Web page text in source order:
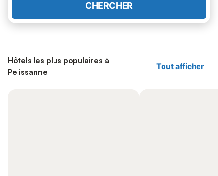
CHERCHER
Hôtels les plus populaires à
Pélissanne
Tout afficher